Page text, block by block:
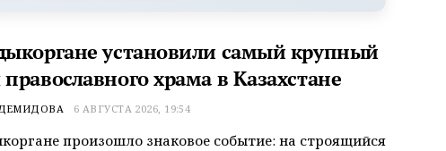
установили самый крупный
храма в Казахстане
6 АВГУСТА 2026, 19:54
произошло знаковое событие: на строящийся